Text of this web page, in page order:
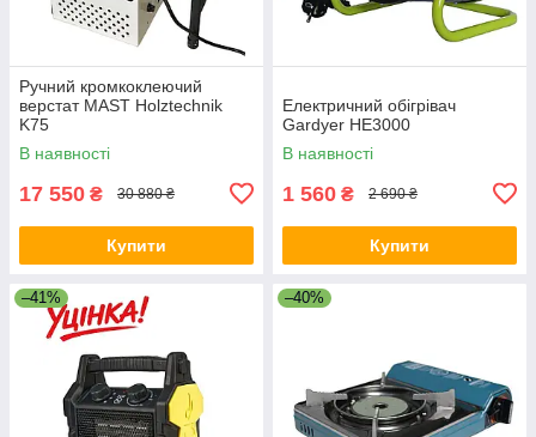
Ручний кромкоклеючий
верстат MAST Holztechnik
K75
В наявності
17 550 ₴ 30 880 ₴
Купити
Електричний обігрівач
Gardyer HE3000
В наявності
1 560 ₴ 2 690 ₴
Купити
–41% –40%